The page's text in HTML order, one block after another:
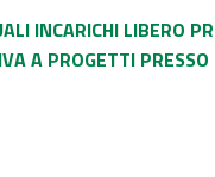
ALI INCARICHI LIBERO
A PROGETTI PRESSO